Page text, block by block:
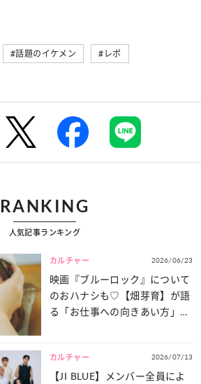
#話題のイケメン #レポ
RANKING
人気記事ランキング
カルチャー 2026/06/23
映画『ブルーロック』について
のおハナシも♡【畑芽育】が語
る「お仕事への向きあい方」と
カルチャー 2026/07/13
【JI BLUE】メンバー全員によ